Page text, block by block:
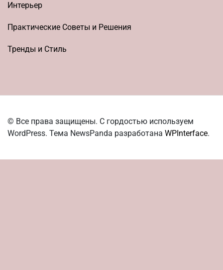
Интерьер
Практические Советы и Решения
Тренды и Стиль
© Все права защищены. С гордостью используем
WordPress. Тема NewsPanda разработана WPInterface.